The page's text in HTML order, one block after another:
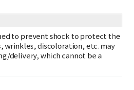
to prevent shock to protect the
wrinkles, discoloration, etc. may
delivery, which cannot be a